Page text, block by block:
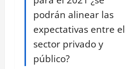
podrán alinear las
expectativas entre el
sector privado y
público?